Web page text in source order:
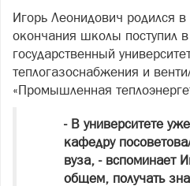
Игорь Леонидович родился
окончания школы поступил
государственный
теплогазоснабжения и
«Промышленная
- В университете
кафедру
вуза, - вспоминает
общем, получать